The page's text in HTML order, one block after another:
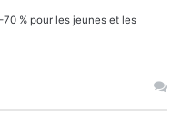
% pour les jeunes et les